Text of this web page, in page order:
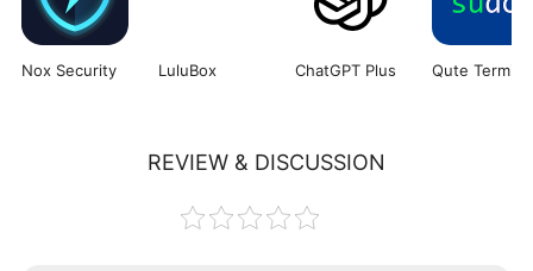
Nox Security LuluBox ChatGPT Plus
REVIEW & DISCUSSION